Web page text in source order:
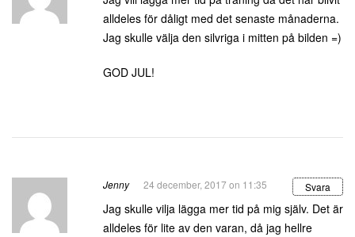
alldeles för dåligt med det senaste månaderna.
Jag skulle välja den silvriga i mitten på bilden =)
GOD JUL!
Jenny 24 december, 2017 on 11:35 Svara
Jag skulle vilja lägga mer tid på mig själv. Det är
alldeles för lite av den varan, då jag hellre